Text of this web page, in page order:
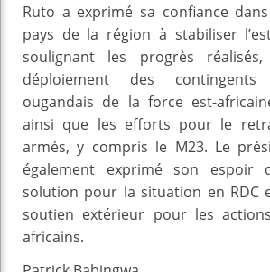
Ruto a exprimé sa confiance
pays de la région à stabiliser
soulignant les progrès
déploiement des
ougandais de la force est-
ainsi que les efforts pour le
armés, y compris le M23. Le
également exprimé son espoir
solution pour la situation en RDC
soutien extérieur pour les
africains.